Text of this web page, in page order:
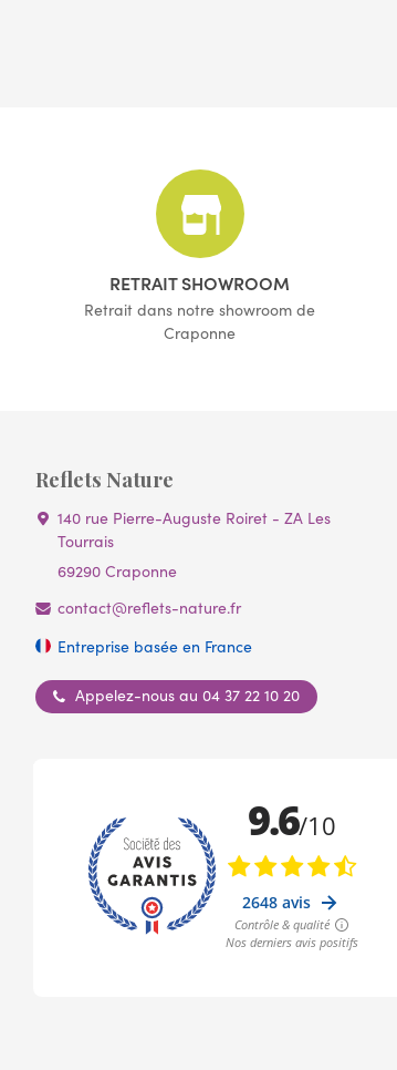
(7 avis)
RETRAIT SHOWROOM
Retrait dans notre showroom de
Craponne
Reflets Nature
140 rue Pierre-Auguste Roiret - ZA Les
Tourrais
69290 Craponne
contact@reflets-nature.fr
Entreprise basée en France
Appelez-nous au 04 37 22 10 20